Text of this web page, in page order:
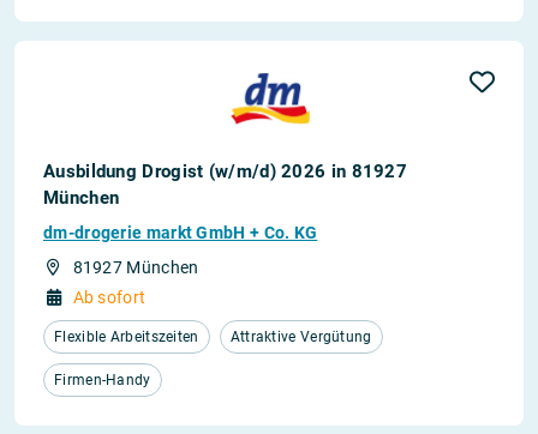
Ausbildung Drogist (w/m/d) 2026 in 81927
München
dm-drogerie markt GmbH + Co. KG
81927 München
Ab sofort
Flexible Arbeitszeiten Attraktive Vergütung
Firmen-Handy